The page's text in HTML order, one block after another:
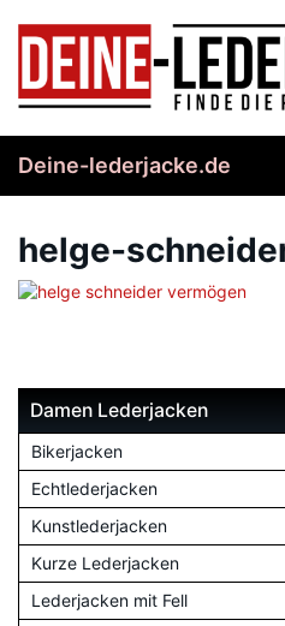
content
Deine-lederjacke.de
helge-
Damen Lederjacken
Bikerjacken
Echtlederjacken
Kunstlederjacken
Kurze Lederjacken
Lederjacken mit Fell